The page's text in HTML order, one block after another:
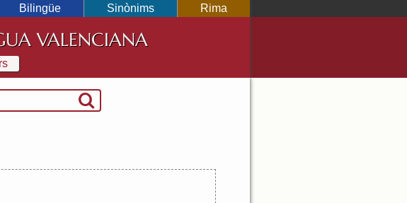
Bilingüe Sinònims Rima
VALENCIANA